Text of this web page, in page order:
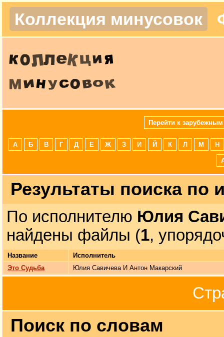
Коллекция минусовок
Перейти к зарубежным
А Б В Г Д Е Ж З И Й К Л М Н
Результаты поиска по
По исполнителю Юлия
найдены файлы (1,
Название
Исполнитель
Это Судьба
Юлия Савичева И Антон Макарский
Поиск по словам